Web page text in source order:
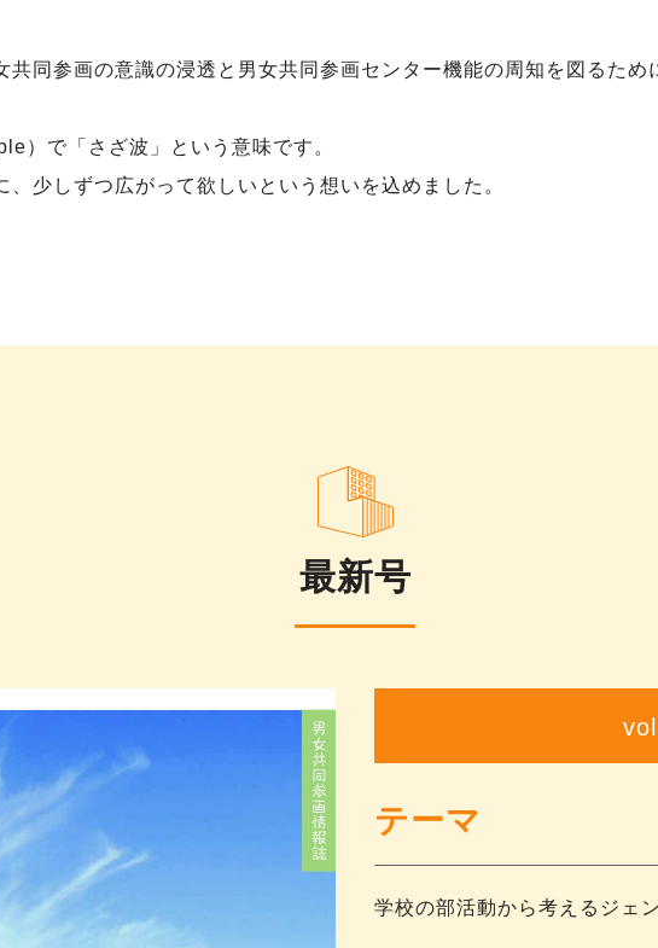
同参画の意識の浸透と男女共同参画センター機能の周知を図るた
）で「さざ波」という意味です。
少しずつ広がって欲しいという想いを込めました。
最新号
テーマ
学校の部活動から考えるジェ